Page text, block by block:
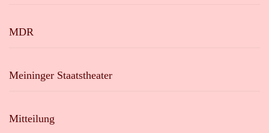
MDR
Meininger Staatstheater
Mitteilung